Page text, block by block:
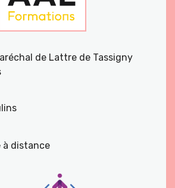
de Lattre de Tassigny
à distance